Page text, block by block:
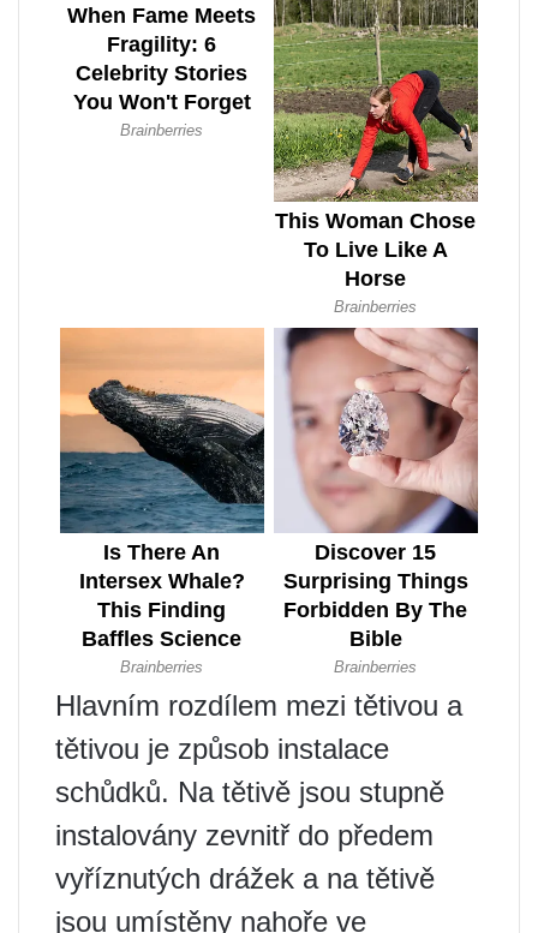
Hlavním rozdílem mezi tětivou a
tětivou je způsob instalace
schůdků. Na tětivě jsou stupně
instalovány zevnitř do předem
vyříznutých drážek a na tětivě
jsou umístěny nahoře ve